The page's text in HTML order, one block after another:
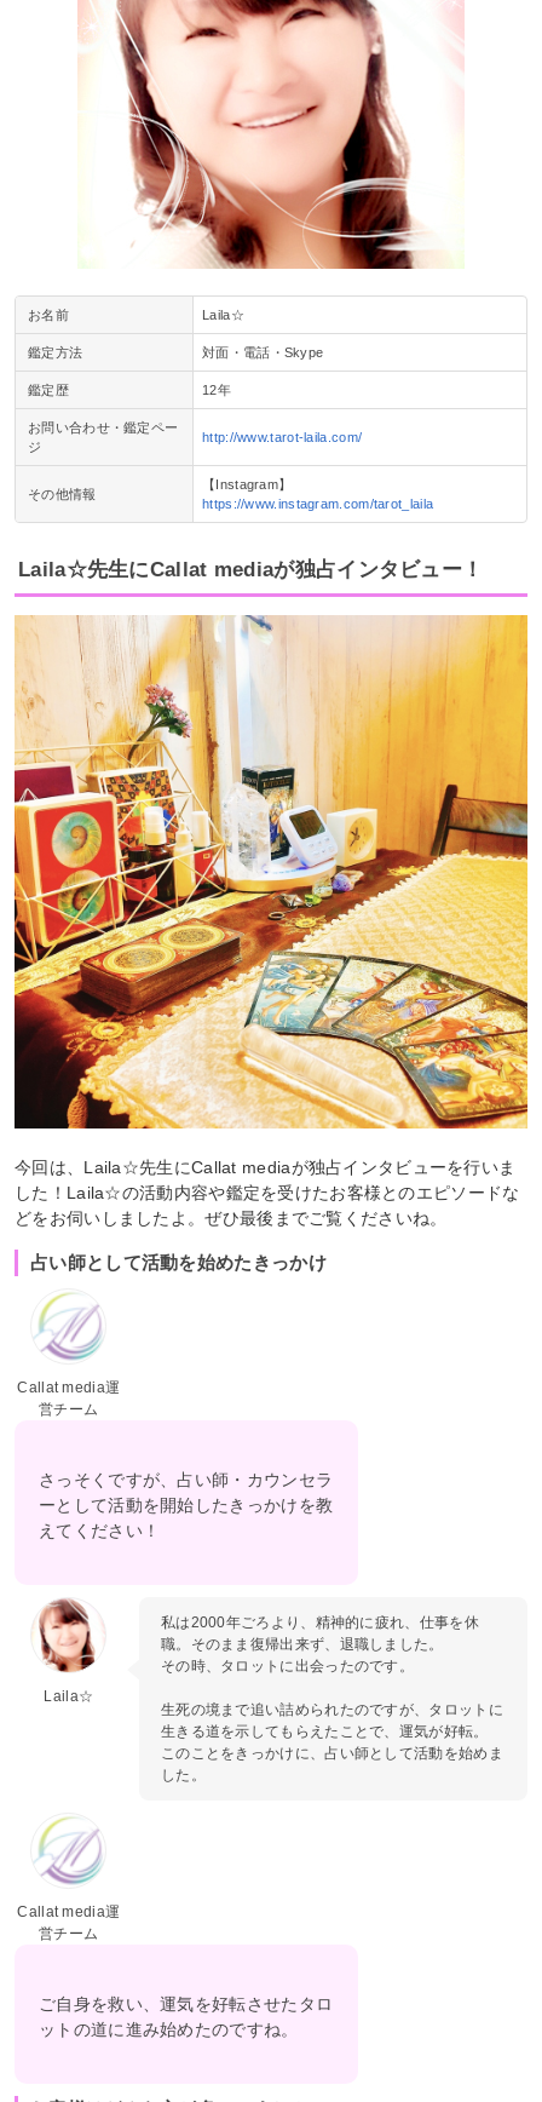
お名前 Laila☆
鑑定方法 対面・電話・Skype
鑑定歴 12年
お問い合わせ・鑑定ペー
ジ
http://www.tarot-laila.com/
その他情報
【Instagram】
https://www.instagram.com/tarot_laila
Laila☆先生にCallat mediaが独占インタビュー！
今回は、Laila☆先生にCallat mediaが独占インタビューを行いま
した！Laila☆の活動内容や鑑定を受けたお客様とのエピソードな
どをお伺いしましたよ。ぜひ最後までご覧くださいね。
占い師として活動を始めたきっかけ
Callat media運
営チーム
さっそくですが、占い師・カウンセラ
ーとして活動を開始したきっかけを教
えてください！
Laila☆
私は2000年ごろより、精神的に疲れ、仕事を休
職。そのまま復帰出来ず、退職しました。
その時、タロットに出会ったのです。
生死の境まで追い詰められたのですが、タロットに
生きる道を示してもらえたことで、運気が好転。
このことをきっかけに、占い師として活動を始めま
した。
Callat media運
営チーム
ご自身を救い、運気を好転させたタロ
ットの道に進み始めたのですね。